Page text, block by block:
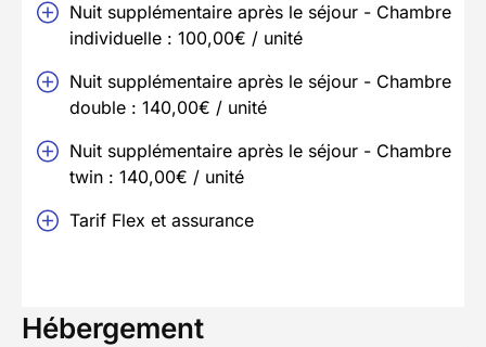
Nuit supplémentaire après le séjour - Chambre
individuelle : 100,00€ / unité
Nuit supplémentaire après le séjour - Chambre
double : 140,00€ / unité
Nuit supplémentaire après le séjour - Chambre
twin : 140,00€ / unité
Tarif Flex et assurance
Hébergement